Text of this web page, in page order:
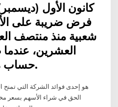
فرض ضريبة على
شعبية منذ منتصف
العشرين،
حساب منح خيارات الأسهم.
الحق في شراء الأسهم بسعر